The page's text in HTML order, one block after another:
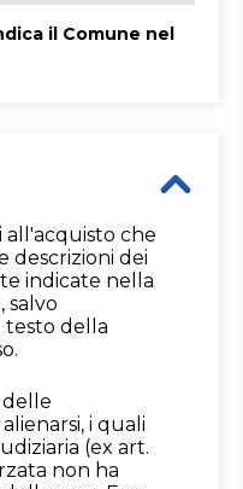
il Comune nel
all'acquisto che
descrizioni dei
indicate nella
salvo
testo della
delle
i quali
(ex art.
non ha